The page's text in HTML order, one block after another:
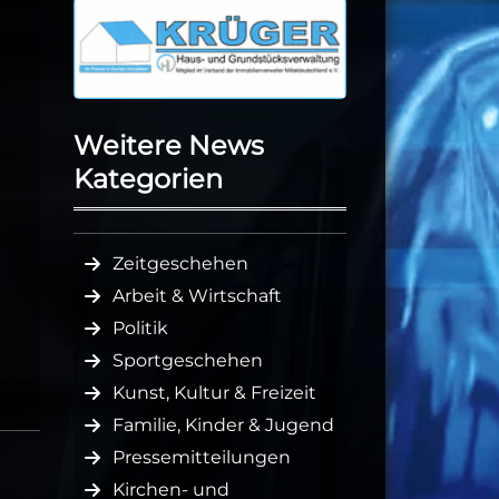
Weitere News
Kategorien
Zeitgeschehen
Arbeit & Wirtschaft
Politik
Sportgeschehen
Kunst, Kultur & Freizeit
Familie, Kinder & Jugend
Pressemitteilungen
Kirchen- und